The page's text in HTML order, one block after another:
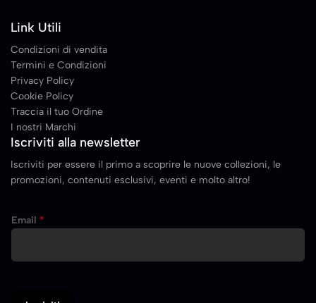
Link Utili
Condizioni di vendita
Termini e Condizioni
Privacy Policy
Cookie Policy
Traccia il tuo Ordine
I nostri Marchi
Iscriviti alla newsletter
Iscriviti per essere il primo a scoprire le nuove collezioni, le
promozioni, contenuti esclusivi, eventi e molto altro!
m
i
Email *